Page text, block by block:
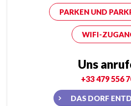
PARKEN UND
WIFI-
Uns
+33 479 556
DAS DORF